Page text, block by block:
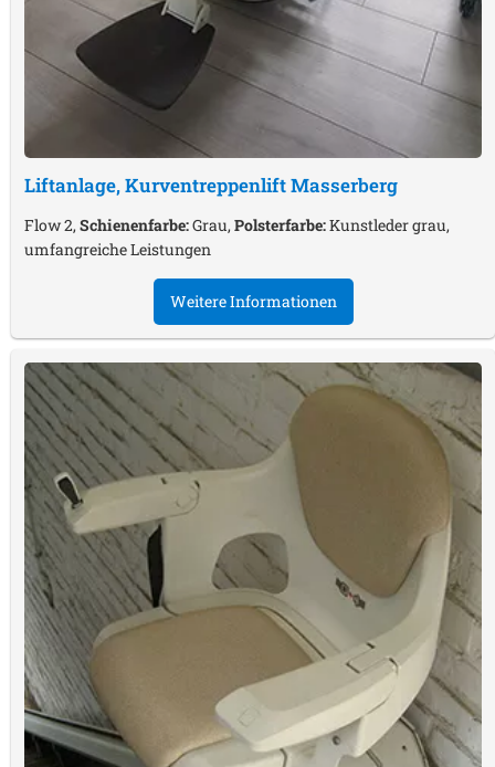
Liftanlage, KurventreppenliftMasserberg
Flow 2,Schienenfarbe:Grau,Polsterfarbe:Kunstleder grau,
umfangreiche Leistungen
Weitere Informationen